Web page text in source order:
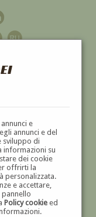
e
annunci e del
sviluppo di
informazioni su
dei cookie
offrirti la
personalizzata.
e accettare,
Policy cookieed
E '900